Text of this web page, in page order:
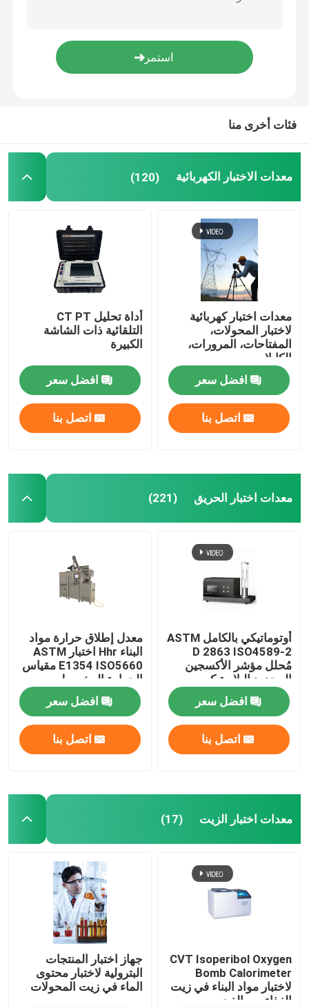
معدات الاختبار عالية الجهد
معدات اختبار البطارية
كاميرا فحص البئر
ZJA China Oil Purifier لتنقية زيت المحولات
فئات أخرى منا
معدات الاختبار الكهربائية (120)
معدات اختبار كهربائية
لاختبار المحولات،
المفتاحات، المرورات،
الكابلات
افضل سعر
اتصل بنا
أداة تحليل CT PT
التلقائية ذات الشاشة
الكبيرة
افضل سعر
اتصل بنا
معدات اختبار الحريق (221)
أوتوماتيكي بالكامل ASTM
D 2863 ISO4589-2
مُحلل مؤشر الأكسجين
المحدود البلاستيكي
افضل سعر
اتصل بنا
معدل إطلاق حرارة مواد
البناء Hhr اختبار ASTM
E1354 ISO5660 مقياس
الحرارة المخروط
افضل سعر
اتصل بنا
معدات اختبار الزيت (17)
CVT Isoperibol Oxygen
Bomb Calorimeter
لاختبار مواد البناء في زيت
الغذاء من الفحم
جهاز اختبار المنتجات
البترولية لاختبار محتوى
الماء في زيت المحولات